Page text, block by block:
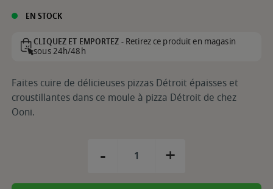
EN STOCK
CLIQUEZ ET EMPORTEZ -Retirez ce produit en magasin
sous 24h/48h
Faites cuire de délicieuses pizzas Détroit épaisses et
croustillantes dans ce moule à pizza Détroit de chez
Ooni.
- +